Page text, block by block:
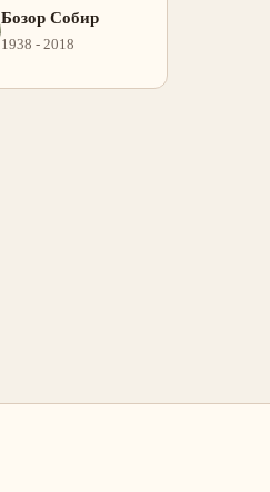
Бозор Собир
1938 - 2018